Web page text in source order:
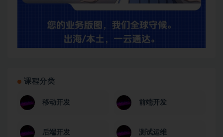
课程分类
移动开发 前端开发
后端开发 测试运维